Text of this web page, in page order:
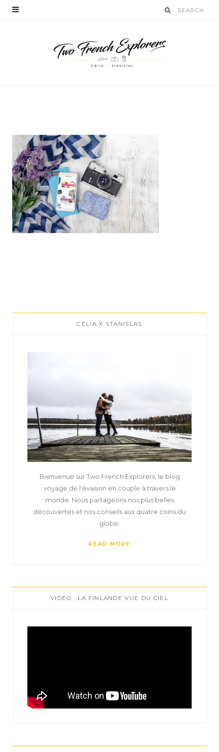
cartepostaleenligne
CÉLIA X STANISLAS
Bienvenue sur Two French Explorers, le blog
voyage de l'évasion en couple à travers le
monde. Nous partageons nos plus belles
découvertes et nos conseils aux quatre coins du
globe.
READ MORE
VIDÉO : LA FINLANDE VUE DU CIEL